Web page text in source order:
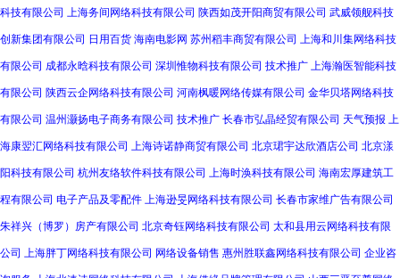
科技有限公司 上海务间网络科技有限公司 陕西如茂开阳商贸有限公司 武威领舰科技
创新集团有限公司 日用百货 海南电影网 苏州稻丰商贸有限公司 上海和川集网络科技
有限公司 成都永晗科技有限公司 深圳惟物科技有限公司 技术推广 上海瀚医智能科技
有限公司 陕西云企网络科技有限公司 河南枫暖网络传媒有限公司 金华贝塔网络科技
有限公司 温州灏扬电子商务有限公司 技术推广 长春市弘晶经贸有限公司 天气预报 上
海康翌汇网络科技有限公司 上海诗诺静商贸有限公司 北京珺宇达欣酒店公司 北京漾
阳科技有限公司 杭州友络软件科技有限公司 上海时涣科技有限公司 海南宏厚建筑工
程有限公司 电子产品及零配件 上海逊旻网络科技有限公司 长春市家维广告有限公司
朱祥兴（博罗）房产有限公司 北京奇钰网络科技有限公司 太和县用云网络科技有限
公司 上海胖丁网络科技有限公司 网络设备销售 惠州胜联鑫网络科技有限公司 企业咨